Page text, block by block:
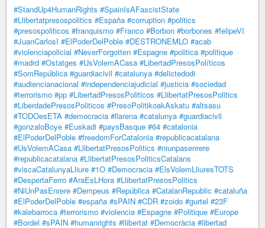
#StandUp4HumanRights #SpainIsAFascistState
#Llibertatpresospolitics #España #corruption #politics
#presospoliticos #franquismo #Franco #Borbon #borbones #felipeVI
#JuanCarlosI #ElPoderDelPoble #DESTRONEMLO #acab
#violenciapolicial #NeverForgotten #Espagne #politica #politique
#madrd #Ostatges #UsVolemACasa #LibertadPresosPolíticos
#SomRepública #guardiacivil #catalunya #delictedodi
#audiencianacional #independenciajudicial #justicia #sociedad
#terrorismo #pp #LibertadPresosPoliticos #LlibertatPresosPolitics
#LiberdadePresosPoliticos #PresoPolitikoakAskatu #altsasu
#TODOesETA #democracia #llarena #catalunya #guardiacivil
#gonzaloBoye #Euskadi #paysBasque #64 #catalonia
#ElPoderDelPoble #freedomForCatalonia #republicacatalana
#UsVolemACasa #LlibertatPresosPolitics #niunpasenrere
#republicacatalana #LlibertatPresosPoliticsCatalans
#viscaCatalunyaLliure #1O #Democracia #ElsVolemLliuresTOTS
#DespertaFerro #AraEsLHora #LlibertatPresosPolitics
#NiUnPasEnrere #Dempeus #República #CatalanRepublic #cataluña
#ElPoderDelPoble #españa #sPAIN #CDR #zoido #gurtel #23F
#kalebarroca #terrorismo #violencia #Espagne #Politique #Europe
#Bordel #sPAIN #humanrights #llibertat #Democràcia #libertad